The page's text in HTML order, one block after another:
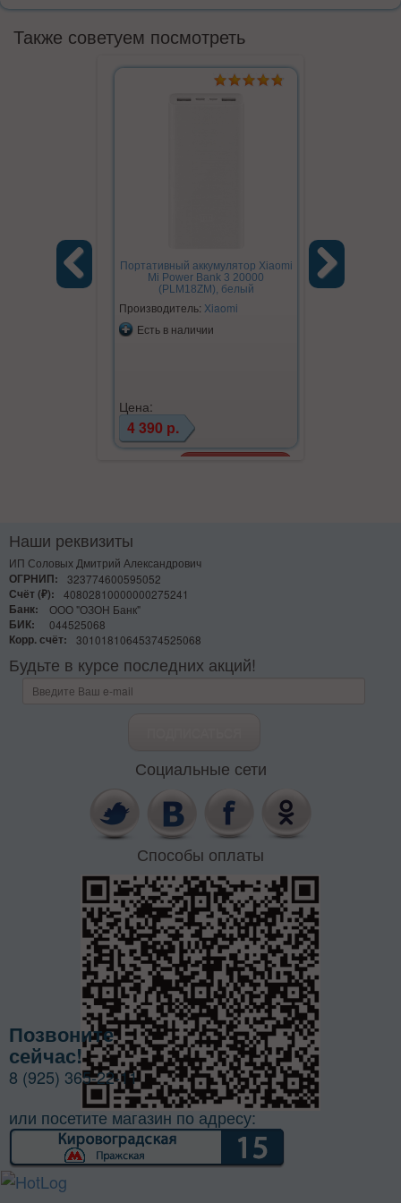
Также советуем посмотреть
Портативный аккумулятор Xiaomi
Mi Power Bank 3 20000
(PLM18ZM), белый
Производитель: Xiaomi
Есть в наличии
Цена:
4 390 р.
ZMI Lightning
Наши реквизиты
ИП Соловых Дмитрий Александрович
ОГРНИП:
323774600595052
Счёт (₽):
40802810000000275241
Банк:
ООО "ОЗОН Банк"
БИК:
044525068
Корр. счёт:
30101810645374525068
Будьте в курсе последних акций!
Социальные сети
Способы оплаты
Позвоните
сейчас!
8 (925) 365-22-11
или посетите магазин по адресу: